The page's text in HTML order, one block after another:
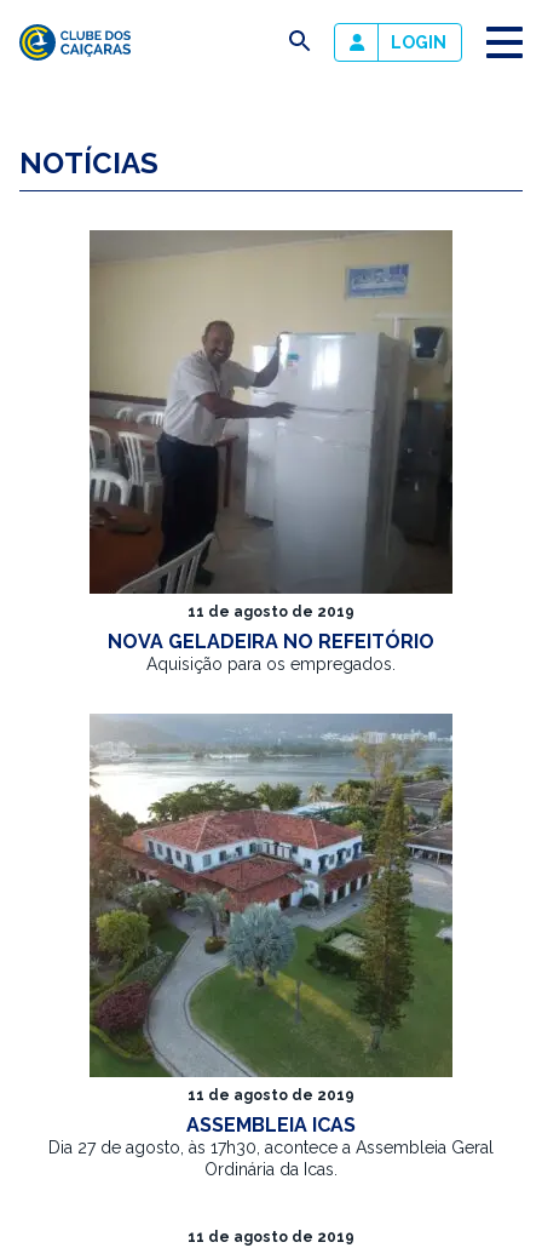
Caiçaras
busca LOGIN
NOTÍCIAS
11 de agosto de 2019
NOVA GELADEIRA NO REFEITÓRIO
Aquisição para os empregados.
11 de agosto de 2019
ASSEMBLEIA ICAS
Dia 27 de agosto, às 17h30, acontece a Assembleia Geral
Ordinária da Icas.
11 de agosto de 2019